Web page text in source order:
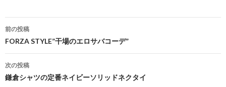
投
稿
ナ
ビ
前の投稿
FORZA STYLE”干場のエロサバコーデ”
次の投稿
鎌倉シャツの定番ネイビーソリッドネクタイ